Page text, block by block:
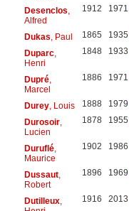
Desenclos
Alfred
1912 1971
Dukas , Paul 1865 1935
Duparc,
Henri
1848 1933
Dupré,
Marcel
1886 1971
Durey, Louis 1888 1979
Durosoir,
Lucien
1878 1955
Duruflé,
Maurice
1902 1986
Dussaut,
Robert
1896 1969
Dutilleux,
1916 2013